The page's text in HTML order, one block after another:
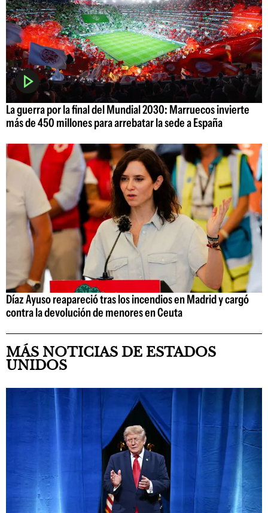
La guerra por la final del Mundial 2030: Marruecos invierte
más de 450 millones para arrebatar la sede a España
Díaz Ayuso reapareció tras los incendios en Madrid y cargó
contra la devolución de menores en Ceuta
MÁS NOTICIAS DE ESTADOS
UNIDOS